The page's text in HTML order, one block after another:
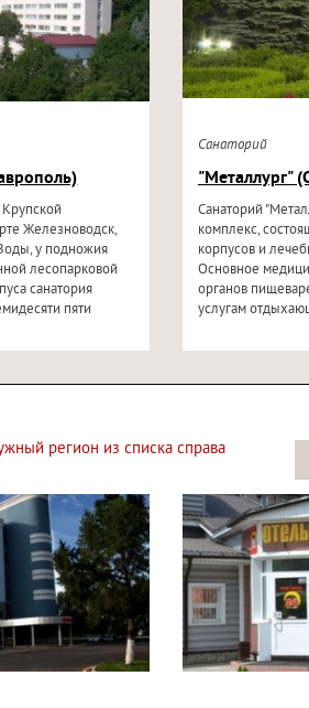
Железноводск,
у подножия
лесопарковой
санатория
пяти
Санаторий
"Металлург"
Санаторий
комплекс,
корпусов и
Основное
органов
услугам
регион из списка справа